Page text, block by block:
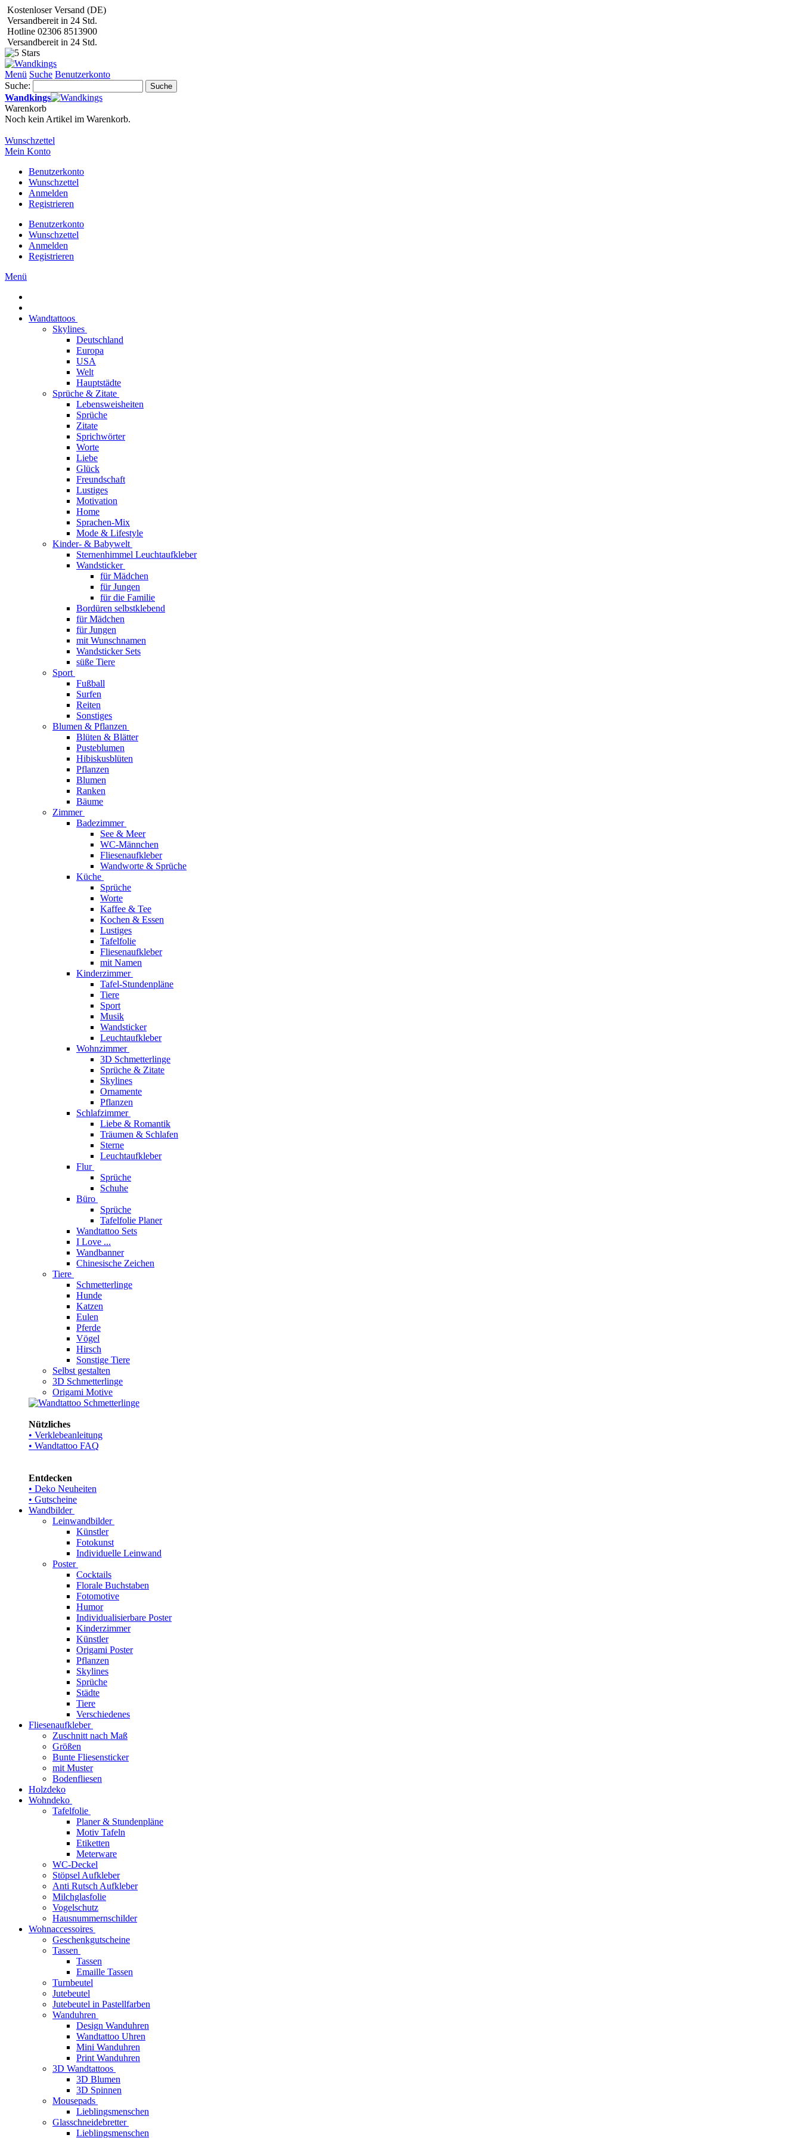
Kostenloser Versand (DE)
Versandbereit in 24 Std.
Hotline 02306 8513900
Versandbereit in 24 Std.
Menü Suche Benutzerkonto
Suche:
Suche
Wandkings
Warenkorb
Noch kein Artikel im Warenkorb.
Wunschzettel
Mein Konto
Benutzerkonto
Wunschzettel
Anmelden
Registrieren
Benutzerkonto
Wunschzettel
Anmelden
Registrieren
Menü
Wandtattoos
Skylines
Deutschland
Europa
USA
Welt
Hauptstädte
Sprüche & Zitate
Lebensweisheiten
Sprüche
Zitate
Sprichwörter
Worte
Liebe
Glück
Freundschaft
Lustiges
Motivation
Home
Sprachen-Mix
Mode & Lifestyle
Kinder- & Babywelt
Sternenhimmel Leuchtaufkleber
Wandsticker
für Mädchen
für Jungen
für die Familie
Bordüren selbstklebend
für Mädchen
für Jungen
mit Wunschnamen
Wandsticker Sets
süße Tiere
Sport
Fußball
Surfen
Reiten
Sonstiges
Blumen & Pflanzen
Blüten & Blätter
Pusteblumen
Hibiskusblüten
Pflanzen
Blumen
Ranken
Bäume
Zimmer
Badezimmer
See & Meer
WC-Männchen
Fliesenaufkleber
Wandworte & Sprüche
Küche
Sprüche
Worte
Kaffee & Tee
Kochen & Essen
Lustiges
Tafelfolie
Fliesenaufkleber
mit Namen
Kinderzimmer
Tafel-Stundenpläne
Tiere
Sport
Musik
Wandsticker
Leuchtaufkleber
Wohnzimmer
3D Schmetterlinge
Sprüche & Zitate
Skylines
Ornamente
Pflanzen
Schlafzimmer
Liebe & Romantik
Träumen & Schlafen
Sterne
Leuchtaufkleber
Flur
Sprüche
Schuhe
Büro
Sprüche
Tafelfolie Planer
Wandtattoo Sets
I Love ...
Wandbanner
Chinesische Zeichen
Tiere
Schmetterlinge
Hunde
Katzen
Eulen
Pferde
Vögel
Hirsch
Sonstige Tiere
Selbst gestalten
3D Schmetterlinge
Origami Motive
Nützliches
• Verklebeanleitung
• Wandtattoo FAQ
Entdecken
• Deko Neuheiten
• Gutscheine
Wandbilder
Leinwandbilder
Künstler
Fotokunst
Individuelle Leinwand
Poster
Cocktails
Florale Buchstaben
Fotomotive
Humor
Individualisierbare Poster
Kinderzimmer
Künstler
Origami Poster
Pflanzen
Skylines
Sprüche
Städte
Tiere
Verschiedenes
Fliesenaufkleber
Zuschnitt nach Maß
Größen
Bunte Fliesensticker
mit Muster
Bodenfliesen
Holzdeko
Wohndeko
Tafelfolie
Planer & Stundenpläne
Motiv Tafeln
Etiketten
Meterware
WC-Deckel
Stöpsel Aufkleber
Anti Rutsch Aufkleber
Milchglasfolie
Vogelschutz
Hausnummernschilder
Wohnaccessoires
Geschenkgutscheine
Tassen
Tassen
Emaille Tassen
Turnbeutel
Jutebeutel
Jutebeutel in Pastellfarben
Wanduhren
Design Wanduhren
Wandtattoo Uhren
Mini Wanduhren
Print Wanduhren
3D Wandtattoos
3D Blumen
3D Spinnen
Mousepads
Lieblingsmenschen
Glasschneidebretter
Lieblingsmenschen